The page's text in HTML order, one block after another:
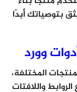
بتوصياتك أبدًا
وورد
المختلفة،
واللافتات